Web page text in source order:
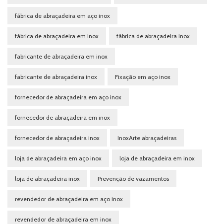
fábrica de abraçadeira em aço inox
fábrica de abraçadeira em inox fábrica de abraçadeira inox
fabricante de abraçadeira em inox
fabricante de abraçadeira inox Fixação em aço inox
fornecedor de abraçadeira em aço inox
fornecedor de abraçadeira em inox
fornecedor de abraçadeira inox InoxArte abraçadeiras
loja de abraçadeira em aço inox loja de abraçadeira em inox
loja de abraçadeira inox Prevenção de vazamentos
revendedor de abraçadeira em aço inox
revendedor de abraçadeira em inox